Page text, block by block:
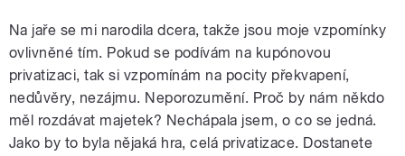
Na jaře se mi narodila dcera, takže jsou moje vzpomínky
ovlivněné tím. Pokud se podívám na kupónovou
privatizaci, tak si vzpomínám na pocity překvapení,
nedůvěry, nezájmu. Neporozumění. Proč by nám někdo
měl rozdávat majetek? Nechápala jsem, o co se jedná.
Jako by to byla nějaká hra, celá privatizace. Dostanete